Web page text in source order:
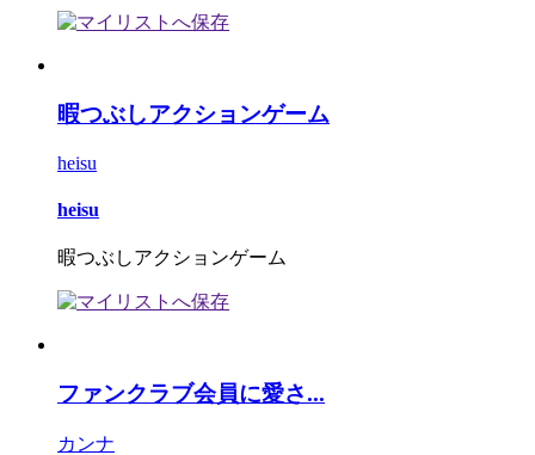
暇つぶしアクションゲーム
heisu
heisu
暇つぶしアクションゲーム
ファンクラブ会員に愛さ...
カンナ